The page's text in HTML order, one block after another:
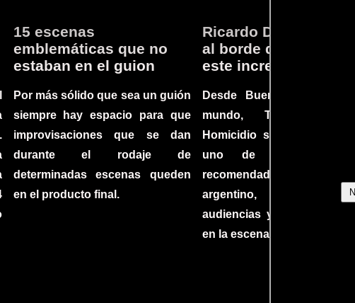
15 escenas
emblemáticas que no
estaban en el guion
Por más sólido que sea un guión
siempre hay espacio para que
improvisaciones que se dan
durante el rodaje de
determinadas escenas queden
en el producto final.
Ricardo Darín te
al borde del asiento
este increíble thriller
Desde Buenos Aires
mundo, Tesis sobre
Homicidio se ha
uno de los filmes
recomendados del
argentino,
audiencias y dejando su
en la escena internacional.